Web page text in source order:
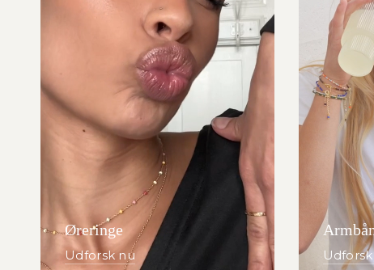
Øreringe
Udforsk nu